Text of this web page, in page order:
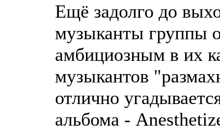
Ещё задолго до
музыканты группы
амбициозным в их
музыкантов
отлично
альбома -